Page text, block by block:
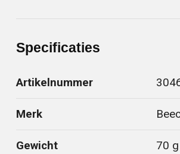
Specificaties
Artikelnummer
Merk
Gewicht 70 g